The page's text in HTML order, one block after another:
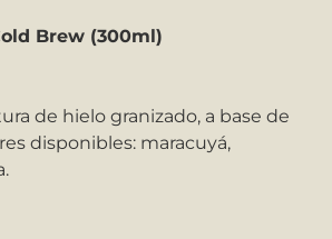
Brew (300ml)
de hielo granizado, a base de
disponibles: maracuyá,